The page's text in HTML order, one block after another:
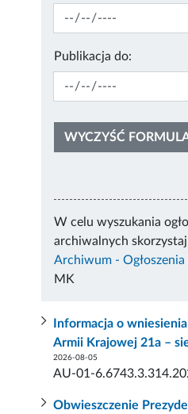
Publikacja do:
WYCZYŚĆ
W celu wyszukania
archiwalnych
Archiwum -
MK
Informacja o
Armii Krajowej 21a –
2026-08-05
AU-01-
Obwieszczenie